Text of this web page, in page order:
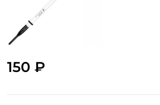
150 ₽